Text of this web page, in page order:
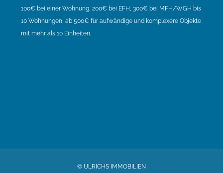
100€ bei einer Wohnung, 200€ bei EFH, 300€ bei MFH/WGH bis
10 Wohnungen, ab 500€ für aufwändige und komplexere Objekte
mit mehr als 10 Einheiten.
© ULRICHS IMMOBILIEN